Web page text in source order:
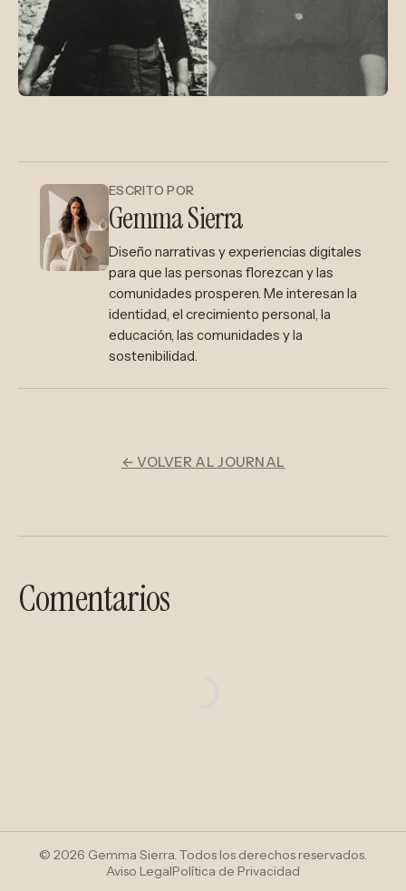
ESCRITO POR
Gemma Sierra
Diseño narrativas y experiencias digitales
para que las personas florezcan y las
comunidades prosperen. Me interesan la
identidad, el crecimiento personal, la
educación, las comunidades y la
sostenibilidad.
← VOLVER AL JOURNAL
Comentarios
© 2026 Gemma Sierra. Todos los derechos reservados.
Aviso LegalPolítica de Privacidad